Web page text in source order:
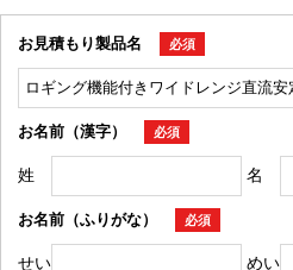
お見積もり製品名 必須
お名前（漢字） 必須
姓 名
お名前（ふりがな） 必須
せい めい